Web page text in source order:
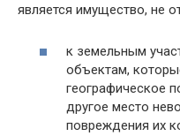
является имущество, не
к земельным
объектам,
географическое
другое место
повреждения их